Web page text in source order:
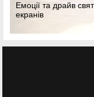
Емоції та драйв
екранів